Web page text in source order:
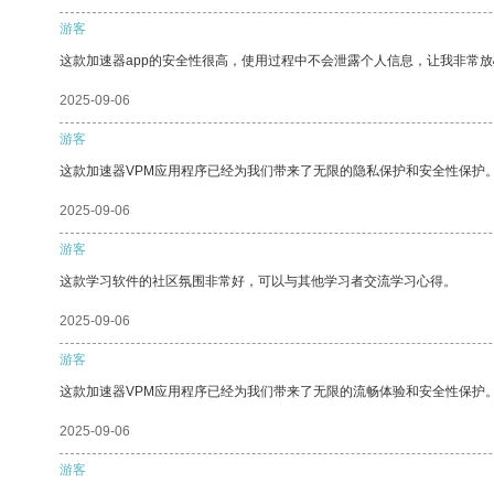
游客
这款加速器app的安全性很高，使用过程中不会泄露个人信息，让我非常放
2025-09-06
游客
这款加速器VPM应用程序已经为我们带来了无限的隐私保护和安全性保护。
2025-09-06
游客
这款学习软件的社区氛围非常好，可以与其他学习者交流学习心得。
2025-09-06
游客
这款加速器VPM应用程序已经为我们带来了无限的流畅体验和安全性保护。
2025-09-06
游客